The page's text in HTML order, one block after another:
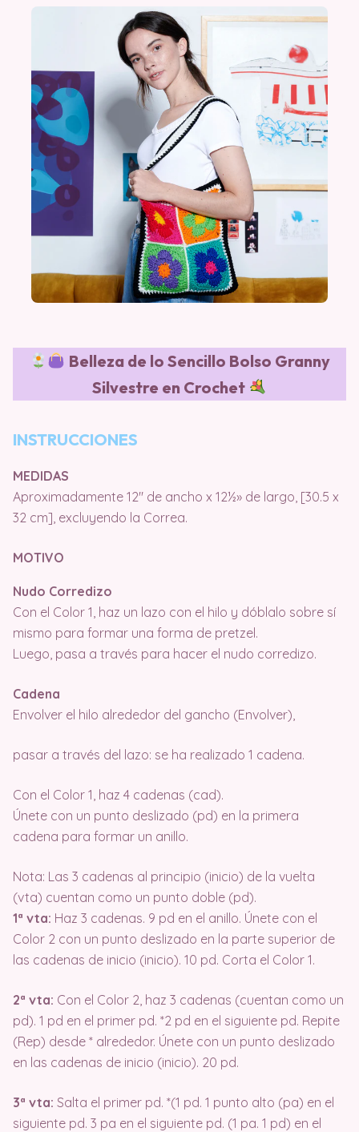
Belleza de lo Sencillo Bolso Granny
Silvestre en Crochet
INSTRUCCIONES
MEDIDAS
Aproximadamente 12″ de ancho x 12½» de largo, [30.5 x
32 cm], excluyendo la Correa.
MOTIVO
Nudo Corredizo
Con el Color 1, haz un lazo con el hilo y dóblalo sobre sí
mismo para formar una forma de pretzel.
Luego, pasa a través para hacer el nudo corredizo.
Cadena
Envolver el hilo alrededor del gancho (Envolver),
pasar a través del lazo: se ha realizado 1 cadena.
Con el Color 1, haz 4 cadenas (cad).
Únete con un punto deslizado (pd) en la primera
cadena para formar un anillo.
Nota: Las 3 cadenas al principio (inicio) de la vuelta
(vta) cuentan como un punto doble (pd).
1ª vta: Haz 3 cadenas. 9 pd en el anillo. Únete con el
Color 2 con un punto deslizado en la parte superior de
las cadenas de inicio (inicio). 10 pd. Corta el Color 1.
2ª vta: Con el Color 2, haz 3 cadenas (cuentan como un
pd). 1 pd en el primer pd. *2 pd en el siguiente pd. Repite
(Rep) desde * alrededor. Únete con un punto deslizado
en las cadenas de inicio (inicio). 20 pd.
3ª vta: Salta el primer pd. *(1 pd. 1 punto alto (pa) en el
siguiente pd. 3 pa en el siguiente pd. (1 pa. 1 pd) en el